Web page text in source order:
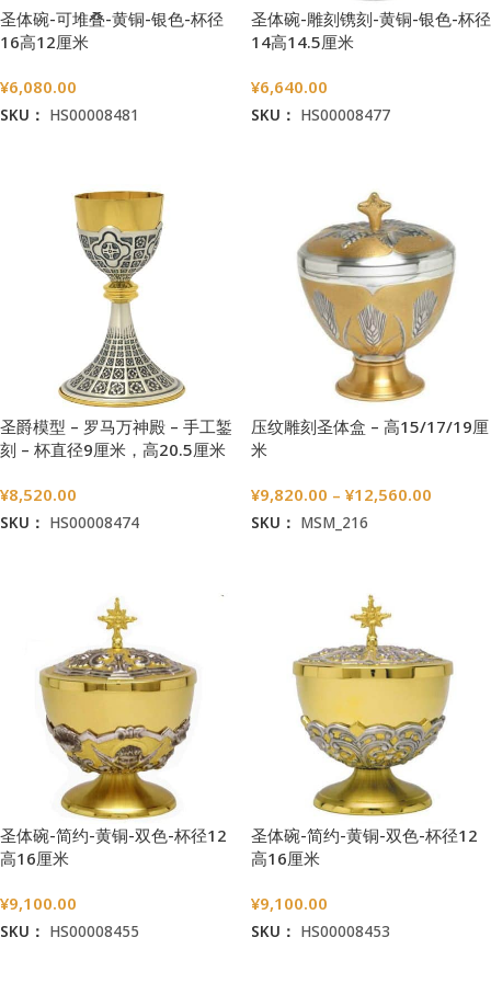
圣体碗-可堆叠-黄铜-银色-杯径
16高12厘米
¥6,080.00
SKU： HS00008481
圣体碗-雕刻镌刻-黄铜-银色-杯径
14高14.5厘米
¥6,640.00
SKU： HS00008477
圣爵模型 – 罗马万神殿 – 手工錾
刻 – 杯直径9厘米，高20.5厘米
¥8,520.00
SKU： HS00008474
压纹雕刻圣体盒 – 高15/17/19厘
米
¥9,820.00 – ¥12,560.00
SKU： MSM_216
圣体碗-简约-黄铜-双色-杯径12
高16厘米
¥9,100.00
SKU： HS00008455
圣体碗-简约-黄铜-双色-杯径12
高16厘米
¥9,100.00
SKU： HS00008453